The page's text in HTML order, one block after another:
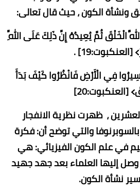
ونشأة الكون ، حيث قال تعالى:
الْخَلْقَ ثُمَّ يُعِيدُهُ إِنَّ ذَلِكَ عَلَى اللَّهِ
.
فِي الْأَرْضِ فَانْظُرُوا كَيْفَ بَدَأَ
[العنكبوت:20]
، ظهرت نظرية الانفجار
والتي توضح أن: فكرة
في علم الكون الفيزيائي: هي
وصل إليها العلماء بعد جهد جهيد
نشأة الكون.